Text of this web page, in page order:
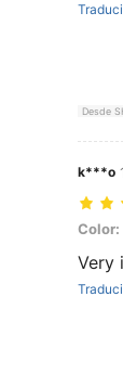
Desde
k***o
Color:
Color:
Very